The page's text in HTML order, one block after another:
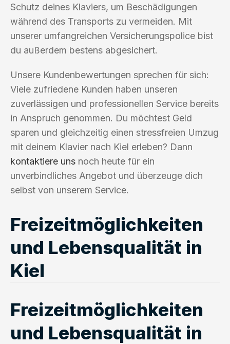
Schutz deines Klaviers, um Beschädigungen
während des Transports zu vermeiden. Mit
unserer umfangreichen Versicherungspolice bist
du außerdem bestens abgesichert.
Unsere Kundenbewertungen sprechen für sich:
Viele zufriedene Kunden haben unseren
zuverlässigen und professionellen Service bereits
in Anspruch genommen. Du möchtest Geld
sparen und gleichzeitig einen stressfreien Umzug
mit deinem Klavier nach Kiel erleben? Dann
kontaktiere uns noch heute für ein
unverbindliches Angebot und überzeuge dich
selbst von unserem Service.
Freizeitmöglichkeiten
und Lebensqualität in
Kiel
Freizeitmöglichkeiten
und Lebensqualität in